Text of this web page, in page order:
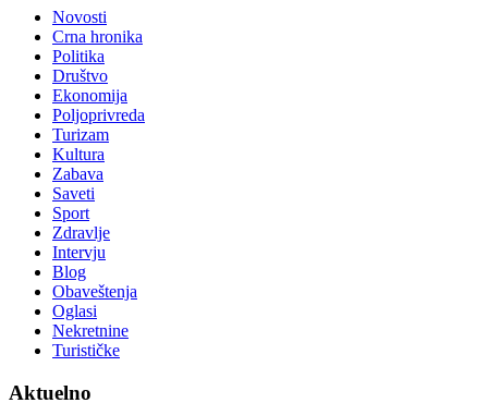
Novosti
Crna hronika
Politika
Društvo
Ekonomija
Poljoprivreda
Turizam
Kultura
Zabava
Saveti
Sport
Zdravlje
Intervju
Blog
Obaveštenja
Oglasi
Nekretnine
Turističke
Aktuelno